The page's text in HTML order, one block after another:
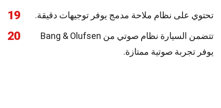
19 تحتوي على نظام ملاحة مدمج يوفر توجيهات دقيقة.
20
تتضمن السيارة نظام صوتي من Bang & Olufsen
يوفر تجربة صوتية ممتازة.